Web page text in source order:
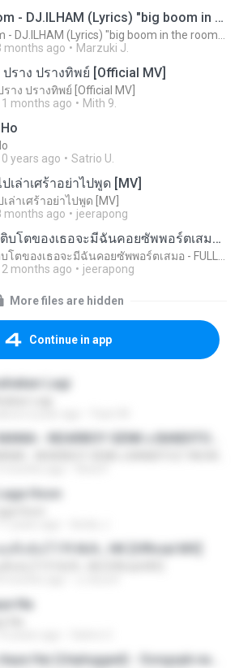
Big Boom - DJ.ILHAM (Lyrics) "big boom in the room i go kaboom"
months ago Marzuki J.
ปราง ปรางทิพย์ [Official MV]
ราง ปรางทิพย์ [Official MV]
months ago Mith 9.
years ago Satrio U.
เล่าเศร้าอย่าไปพูด [MV]
ล่าเศร้าอย่าไปพูด [MV]
months ago jeerapong
ทุกการเติบโตของเธอจะมีฉันคอยซัพพอร์ตเสมอ - FULL , [เนื้อเพลง]
months ago jeerapong
More files are hidden
Continue in app
Lagi
Hoon
ธอทิ้งฉันไว้ Ft.N/A , HK [Official MV]
Na